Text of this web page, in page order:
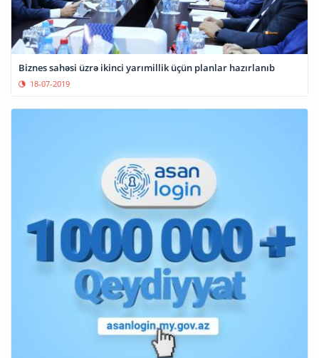
Biznes sahəsi üzrə ikinci yarımillik üçün planlar hazırlanıb
18-07-2019